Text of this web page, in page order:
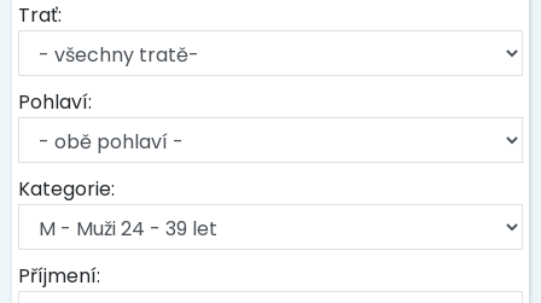
Trať:
Pohlaví:
Kategorie:
Příjmení: